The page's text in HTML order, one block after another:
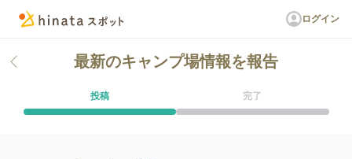
ログイン
最新のキャンプ場情報を報告
投稿 完了